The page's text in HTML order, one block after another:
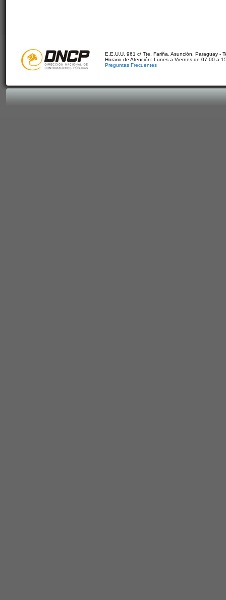
E.E.U.U. 961 c/ Tte. Fariña. Asunción, Paraguay -
Horario de Atención: Lunes a Viernes de 07:00 a
Preguntas Frecuentes